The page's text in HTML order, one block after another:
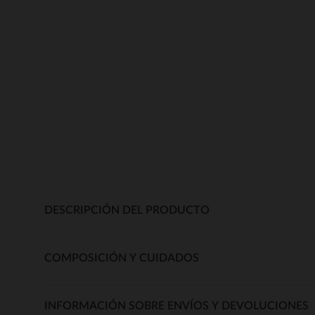
DESCRIPCIÓN DEL PRODUCTO
COMPOSICIÓN Y CUIDADOS
INFORMACIÓN SOBRE ENVÍOS Y DEVOLUCIONES